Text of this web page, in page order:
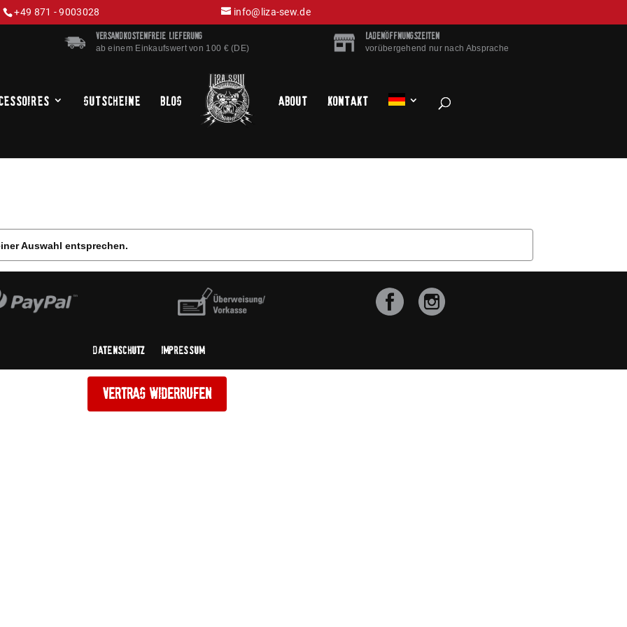
VERSANDKOSTENFREIE LIEFERUNG
ab einem Einkaufswert von 100 € (DE)
LADENÖFFNUNGSZEITEN
vorübergehend nur nach Absprache
+49 871 - 9003028 info@liza-sew.de
Gutscheine Blog About Kontakt
Auswahl entsprechen.
Datenschutz Impressum
Vertrag widerrufen